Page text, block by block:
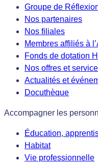
Groupe de
Nos partenaires
Nos filiales
Membres affiliés à
Fonds de dotation
Nos offres et
Actualités et
Docuthèque
Accompagner les
Éducation,
Habitat
Vie professionnelle